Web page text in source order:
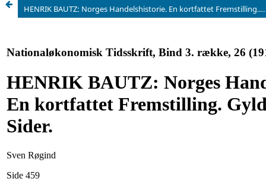
HENRIK BAUTZ: Norges Handelshistorie. En kortfattet Fremstilling. Gyldendal. 71 Sider.